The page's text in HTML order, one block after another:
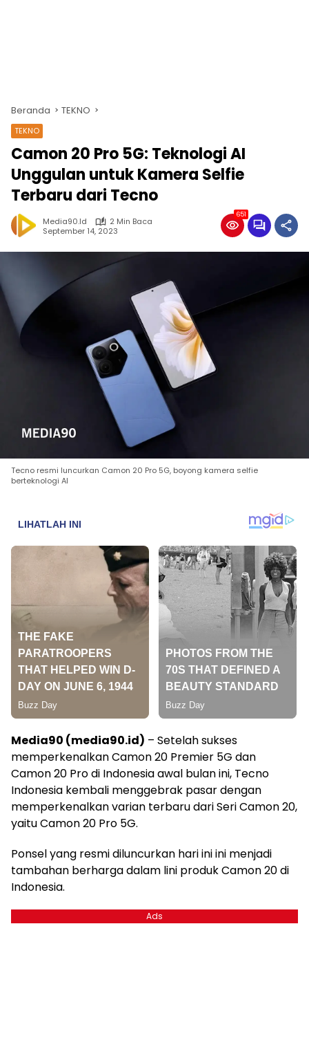
Beranda TEKNO
TEKNO
Camon 20 Pro 5G: Teknologi AI
Unggulan untuk Kamera Selfie
Terbaru dari Tecno
Media90.id
2 Min Baca
September 14, 2023
651
Tecno resmi luncurkan Camon 20 Pro 5G, boyong kamera selfie
berteknologi AI
Media90 (media90.id) – Setelah sukses
memperkenalkan Camon 20 Premier 5G dan
Camon 20 Pro di Indonesia awal bulan ini, Tecno
Indonesia kembali menggebrak pasar dengan
memperkenalkan varian terbaru dari Seri Camon 20,
yaitu Camon 20 Pro 5G.
Ponsel yang resmi diluncurkan hari ini ini menjadi
tambahan berharga dalam lini produk Camon 20 di
Indonesia.
Ads